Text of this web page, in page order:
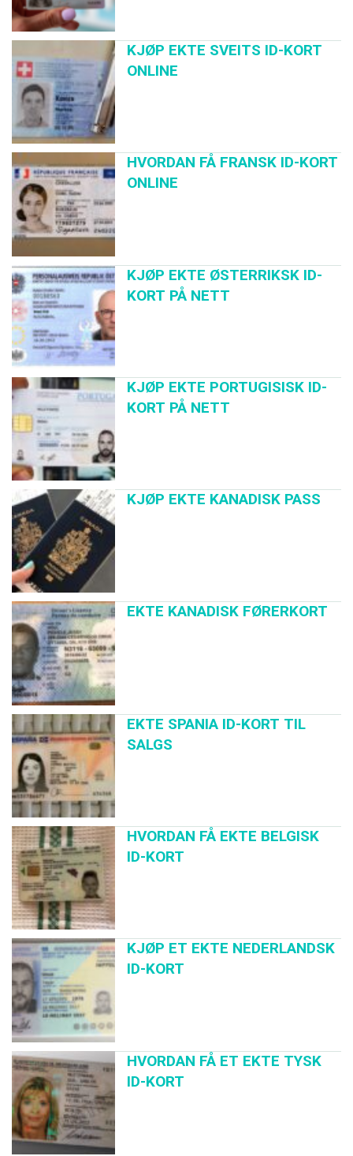
KJØP EKTE SVEITS ID-KORT
ONLINE
HVORDAN FÅ FRANSK ID-KORT
ONLINE
KJØP EKTE ØSTERRIKSK ID-
KORT PÅ NETT
KJØP EKTE PORTUGISISK ID-
KORT PÅ NETT
KJØP EKTE KANADISK PASS
EKTE KANADISK FØRERKORT
EKTE SPANIA ID-KORT TIL
SALGS
HVORDAN FÅ EKTE BELGISK
ID-KORT
KJØP ET EKTE NEDERLANDSK
ID-KORT
HVORDAN FÅ ET EKTE TYSK
ID-KORT